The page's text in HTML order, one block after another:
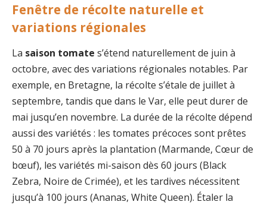
Fenêtre de récolte naturelle et
variations régionales
La saison tomate s’étend naturellement de juin à
octobre, avec des variations régionales notables. Par
exemple, en Bretagne, la récolte s’étale de juillet à
septembre, tandis que dans le Var, elle peut durer de
mai jusqu’en novembre. La durée de la récolte dépend
aussi des variétés : les tomates précoces sont prêtes
50 à 70 jours après la plantation (Marmande, Cœur de
bœuf), les variétés mi-saison dès 60 jours (Black
Zebra, Noire de Crimée), et les tardives nécessitent
jusqu’à 100 jours (Ananas, White Queen). Étaler la